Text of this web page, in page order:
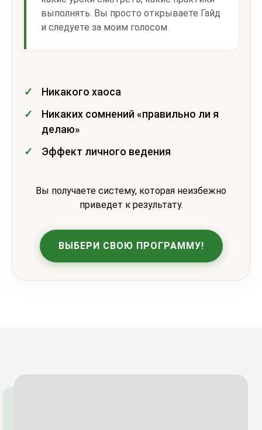
выполнять. Вы просто открываете Гайд
и следуете за моим голосом.
Никакого хаоса
Никаких сомнений «правильно ли я
делаю»
Эффект личного ведения
Вы получаете систему, которая неизбежно
приведет к результату.
ВЫБЕРИ СВОЮ ПРОГРАММУ!